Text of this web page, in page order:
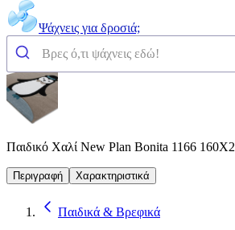
Ψάχνεις για δροσιά;
Παιδικό Χαλί New Plan Bonita 1166
Περιγραφή Χαρακτηριστικά
Παιδικά & Βρεφικά